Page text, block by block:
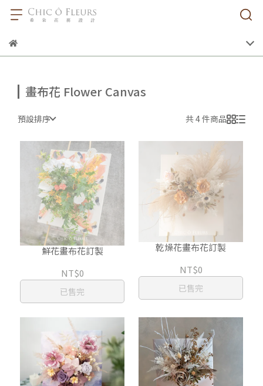
畫布花 Flower Canvas
預設排序 共 4 件商品
鮮花畫布花訂製
NT$0
已售完
乾燥花畫布花訂製
NT$0
已售完